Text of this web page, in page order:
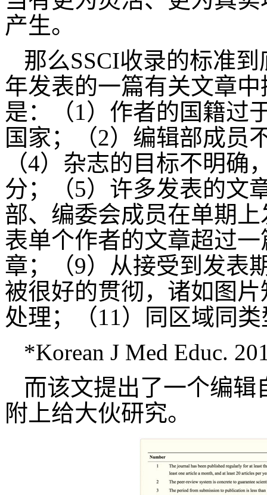
产生。
那么SSCI收录的标准
年发表的一篇有关文章
是：（1）作者的国籍过
国家；（2）编辑部成员
（4）杂志的目标不明
分；（5）许多发表的文
部、编委会成员在单期
表单个作者的文章超过
章；（9）从接受到发表
被很好的贯彻，诸如图
处理；（11）同区域同
*Korean J Med Educ.
而该文提出了一个编
附上给大伙研究。